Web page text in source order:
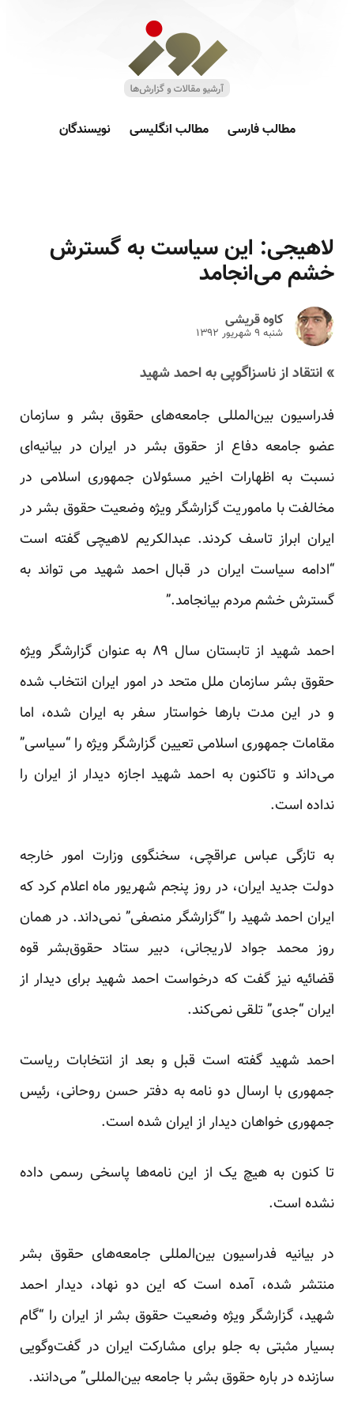
مطالب فارسی مطالب انگلیسی نویسندگان
لاهیجی: این سیاست به گسترش
خشم می‌انجامد
کاوه قریشی
شنبه ۹ شهريور ۱۳۹۲
» انتقاد از ناسزاگوپی به احمد شهید
فدراسیون بین‌المللی جامعه‌های حقوق بشر و سازمان
عضو جامعه دفاع از حقوق بشر در ایران در بیانیه‌ای
نسبت به اظهارات اخیر مسئولان جمهوری اسلامی در
مخالفت با ماموریت گزارشگر ویژه وضعیت حقوق بشر در
ایران ابراز تاسف کردند. عبدالکریم لاهیچی گفته است
“ادامه سیاست ایران در قبال احمد شهید می تواند به
گسترش خشم مردم بیانجامد.”
احمد شهید از تابستان سال ۸۹ به عنوان گزارشگر ویژه
حقوق بشر سازمان ملل متحد در امور ایران انتخاب شده
و در این مدت بار‌ها خواستار سفر به ایران شده، اما
مقامات جمهوری اسلامی تعیین گزارشگر ویژه را “سیاسی”
می‌داند و تاکنون به احمد شهید اجازه دیدار از ایران را
نداده است.
به تازگی عباس عراقچی، سخنگوی وزارت امور خارجه
دولت جدید ایران، در روز پنجم شهریور ماه اعلام کرد که
ایران احمد شهید را “گزارشگر منصفی” نمی‌داند. در همان
روز محمد جواد لاریجانی، دبیر ستاد حقوق‌بشر قوه
قضائیه نیز گفت که درخواست احمد شهید برای دیدار از
ایران “جدی” تلقی نمی‌کند.
احمد شهید گفته است قبل و بعد از انتخابات ریاست
جمهوری با ارسال دو نامه به دفتر حسن روحانی، رئیس
جمهوری خواهان دیدار از ایران شده است.
تا کنون به هیچ یک از این نامه‌ها پاسخی رسمی داده
نشده است.
در بیانیه فدراسیون بین‌المللی جامعه‌های حقوق بشر
منتشر شده، آمده است که این دو نهاد، دیدار احمد
شهید، گزارشگر ویژه وضعیت حقوق بشر از ایران را “گام
بسیار مثبتی به جلو برای مشارکت ایران در گفت‌وگویی
سازنده در باره حقوق بشر با جامعه بین‌المللی” می‌دانند.